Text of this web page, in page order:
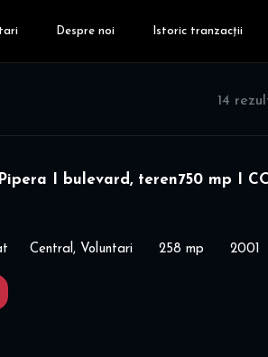
Despre noi Istoric tranzacții
14
I bulevard, teren750 mp I
Central, Voluntari 258 mp 2001